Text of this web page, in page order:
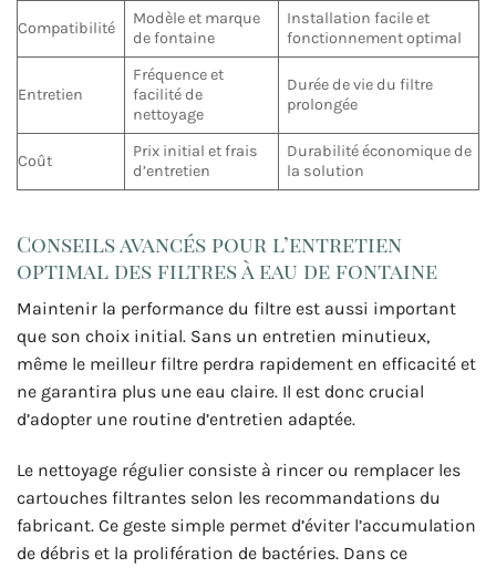
Compatibilité
Modèle et marque
de fontaine
Installation facile et
fonctionnement optimal
Entretien
Fréquence et
facilité de
nettoyage
Durée de vie du filtre
prolongée
Coût
Prix initial et frais
d’entretien
Durabilité économique de
la solution
Conseils avancés pour l’entretien
optimal des filtres à eau de fontaine
Maintenir la performance du filtre est aussi important
que son choix initial. Sans un entretien minutieux,
même le meilleur filtre perdra rapidement en efficacité et
ne garantira plus une eau claire. Il est donc crucial
d’adopter une routine d’entretien adaptée.
Le nettoyage régulier consiste à rincer ou remplacer les
cartouches filtrantes selon les recommandations du
fabricant. Ce geste simple permet d’éviter l’accumulation
de débris et la prolifération de bactéries. Dans ce